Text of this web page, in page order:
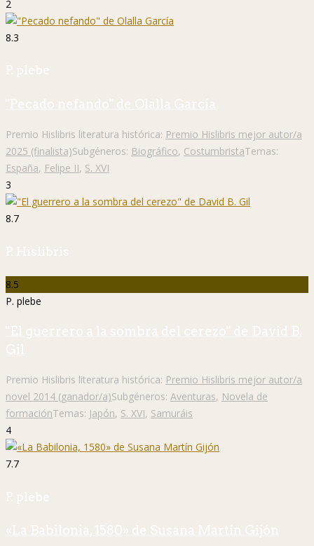
2
8.3
P. plebe
"Pecado nefando" de Olalla García
Premio Hislibris literatura histórica: Premio Hislibris mejor autor/a
2025 (finalista)Subgéneros: Biográfico, CostumbristaTemas:
España, Felipe II, S. XVI
3
8.7
P. Hislibris
8.5
P. plebe
"El guerrero a la sombra del cerezo" de David B.
Gil
Premio Hislibris literatura histórica: Premio Hislibris mejor autor/a
novel 2014 (ganador/a)Subgéneros: Aventuras, Novela de
formaciónTemas: Japón, S. XVI, Samuráis
4
7.7
P. plebe
«La Babilonia, 1580» de Susana Martín Gijón